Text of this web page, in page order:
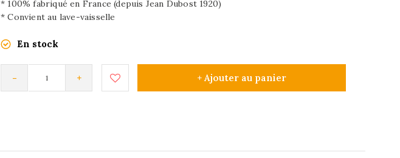
* 100% fabriqué en France (depuis Jean Dubost 1920)
* Convient au lave-vaisselle
En stock
- + + Ajouter au panier